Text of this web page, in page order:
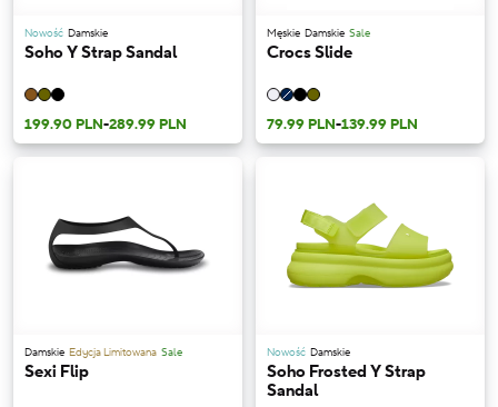
Nowość Damskie
Soho Y Strap Sandal
199.90 PLN-289.99 PLN
Męskie Damskie Sale
Crocs Slide
79.99 PLN-139.99 PLN
Damskie Edycja Limitowana Sale
Sexi Flip
Nowość Damskie
Soho Frosted Y Strap
Sandal